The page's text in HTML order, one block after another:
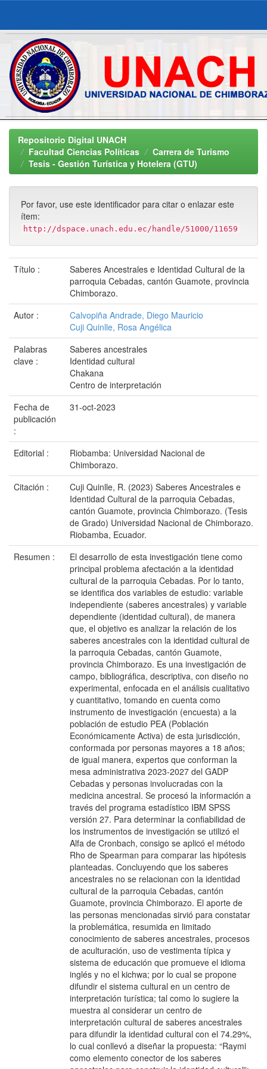
Skip
navigationRepositorio Digital UNACH
Facultad Ciencias Políticas
Carrera de Turismo
Tesis - Gestión Turística y Hotelera (GTU)
Por favor, use este identificador para citar o enlazar este
ítem:
http://dspace.unach.edu.ec/handle/51000/11659
Título :
Saberes Ancestrales e Identidad Cultural de la
parroquia Cebadas, cantón Guamote, provincia
Chimborazo.
Autor :
Calvopiña Andrade, Diego Mauricio
Cuji Quinlle, Rosa Angélica
Palabras
clave :
Saberes ancestrales
Identidad cultural
Chakana
Centro de interpretación
Fecha de
publicación
:
31-oct-2023
Editorial :
Riobamba: Universidad Nacional de
Chimborazo.
Citación :
Cuji Quinlle, R. (2023) Saberes Ancestrales e
Identidad Cultural de la parroquia Cebadas,
cantón Guamote, provincia Chimborazo. (Tesis
de Grado) Universidad Nacional de Chimborazo.
Riobamba, Ecuador.
Resumen :
El desarrollo de esta investigación tiene como
principal problema afectación a la identidad
cultural de la parroquia Cebadas. Por lo tanto,
se identifica dos variables de estudio: variable
independiente (saberes ancestrales) y variable
dependiente (identidad cultural), de manera
que, el objetivo es analizar la relación de los
saberes ancestrales con la identidad cultural de
la parroquia Cebadas, cantón Guamote,
provincia Chimborazo. Es una investigación de
campo, bibliográfica, descriptiva, con diseño no
experimental, enfocada en el análisis cualitativo
y cuantitativo, tomando en cuenta como
instrumento de investigación (encuesta) a la
población de estudio PEA (Población
Económicamente Activa) de esta jurisdicción,
conformada por personas mayores a 18 años;
de igual manera, expertos que conforman la
mesa administrativa 2023-2027 del GADP
Cebadas y personas involucradas con la
medicina ancestral. Se procesó la información a
través del programa estadístico IBM SPSS
versión 27. Para determinar la confiabilidad de
los instrumentos de investigación se utilizó el
Alfa de Cronbach, consigo se aplicó el método
Rho de Spearman para comparar las hipótesis
planteadas. Concluyendo que los saberes
ancestrales no se relacionan con la identidad
cultural de la parroquia Cebadas, cantón
Guamote, provincia Chimborazo. El aporte de
las personas mencionadas sirvió para constatar
la problemática, resumida en limitado
conocimiento de saberes ancestrales, procesos
de aculturación, uso de vestimenta típica y
sistema de educación que promueve el idioma
inglés y no el kichwa; por lo cual se propone
difundir el sistema cultural en un centro de
interpretación turística; tal como lo sugiere la
muestra al considerar un centro de
interpretación cultural de saberes ancestrales
para difundir la identidad cultural con el 74.29%,
lo cual conllevó a diseñar la propuesta: “Raymi
como elemento conector de los saberes